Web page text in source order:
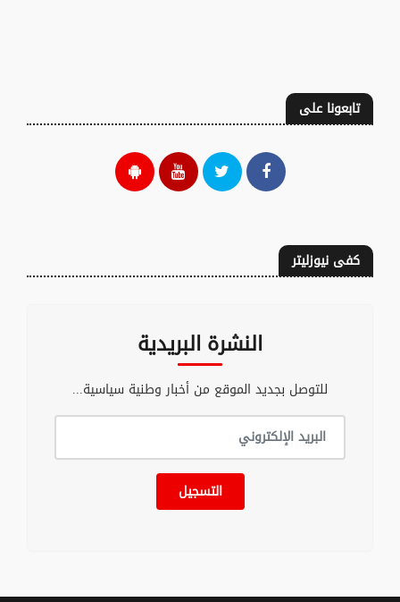
تابعونا على
كفى نيوزليتر
النشرة البريدية
للتوصل بجديد الموقع من أخبار وطنية سياسية...
التسجيل